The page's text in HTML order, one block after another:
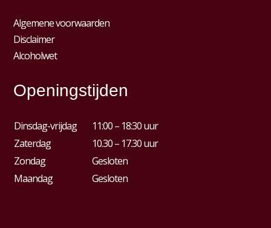
Algemene voorwaarden
Disclaimer
Alcoholwet
Openingstijden
Dinsdag-vrijdag
11:00 – 18:30 uur
Zaterdag
10.30 – 17.30 uur
Zondag
Gesloten
Maandag
Gesloten